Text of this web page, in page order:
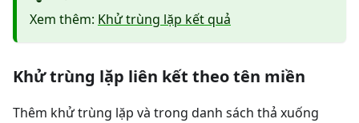
Xem thêm: Khử trùng lặp kết quả
Khử trùng lặp liên kết theo tên miền
Thêm khử trùng lặp và trong danh sách thả xuống